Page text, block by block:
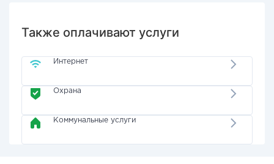
Также оплачивают услуги
Интернет
Охрана
Коммунальные услуги